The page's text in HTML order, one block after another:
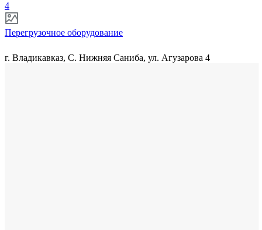
4
Перегрузочное оборудование
г. Владикавказ, С. Нижняя Саниба, ул. Агузарова 4